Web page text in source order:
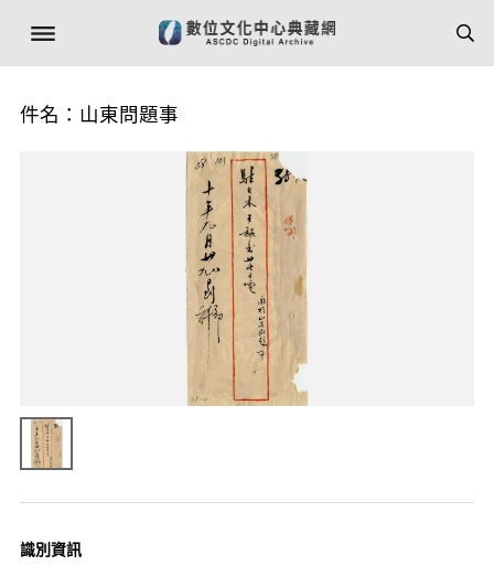
件名：山東問題事
識別資訊